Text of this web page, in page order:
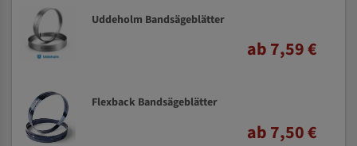
Uddeholm Bandsägeblätter
ab 7,59 €
Flexback Bandsägeblätter
ab 7,50 €